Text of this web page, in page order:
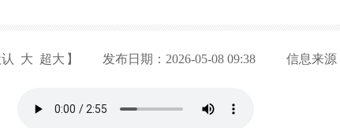
发布日期：2026-05-08 09:38 信息来源
大 超大 】